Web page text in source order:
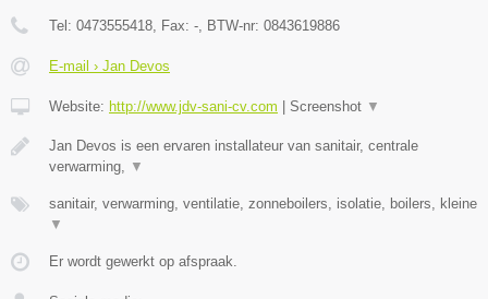
Tel: 0473555418 , Fax: - , BTW-nr: 0843619886
E-mail › Jan Devos
Website: http://www.jdv-sani-cv.com Screenshot ▼
Jan Devos is een ervaren installateur van sanitair, centrale
verwarming,
▼
sanitair, verwarming, ventilatie, zonneboilers, isolatie, boilers, kleine
▼
Er wordt gewerkt op afspraak.